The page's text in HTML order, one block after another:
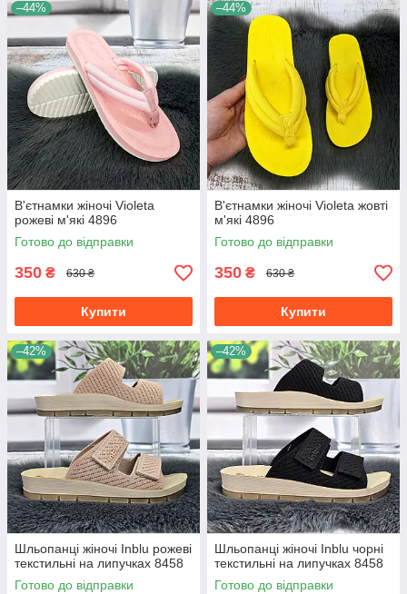
–44%
В'єтнамки жіночі Violeta
рожеві м'які 4896
Готово до відправки
350 ₴ 630 ₴
Купити
–44%
В'єтнамки жіночі Violeta жовті
м'які 4896
Готово до відправки
350 ₴ 630 ₴
Купити
–42%
Шльопанці жіночі Inblu рожеві
текстильні на липучках 8458
Готово до відправки
–42%
Шльопанці жіночі Inblu чорні
текстильні на липучках 8458
Готово до відправки